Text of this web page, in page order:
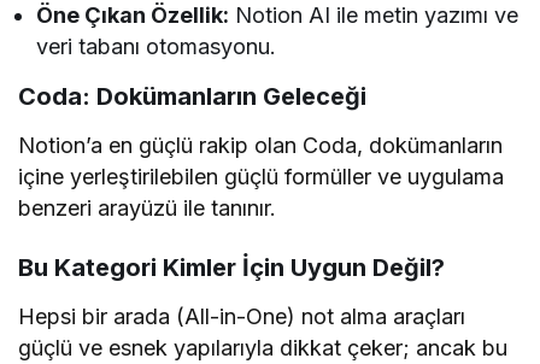
Öne Çıkan Özellik: Notion AI ile metin yazımı ve
veri tabanı otomasyonu.
Coda: Dokümanların Geleceği
Notion’a en güçlü rakip olan Coda, dokümanların
içine yerleştirilebilen güçlü formüller ve uygulama
benzeri arayüzü ile tanınır.
Bu Kategori Kimler İçin Uygun Değil?
Hepsi bir arada (All-in-One) not alma araçları
güçlü ve esnek yapılarıyla dikkat çeker; ancak bu